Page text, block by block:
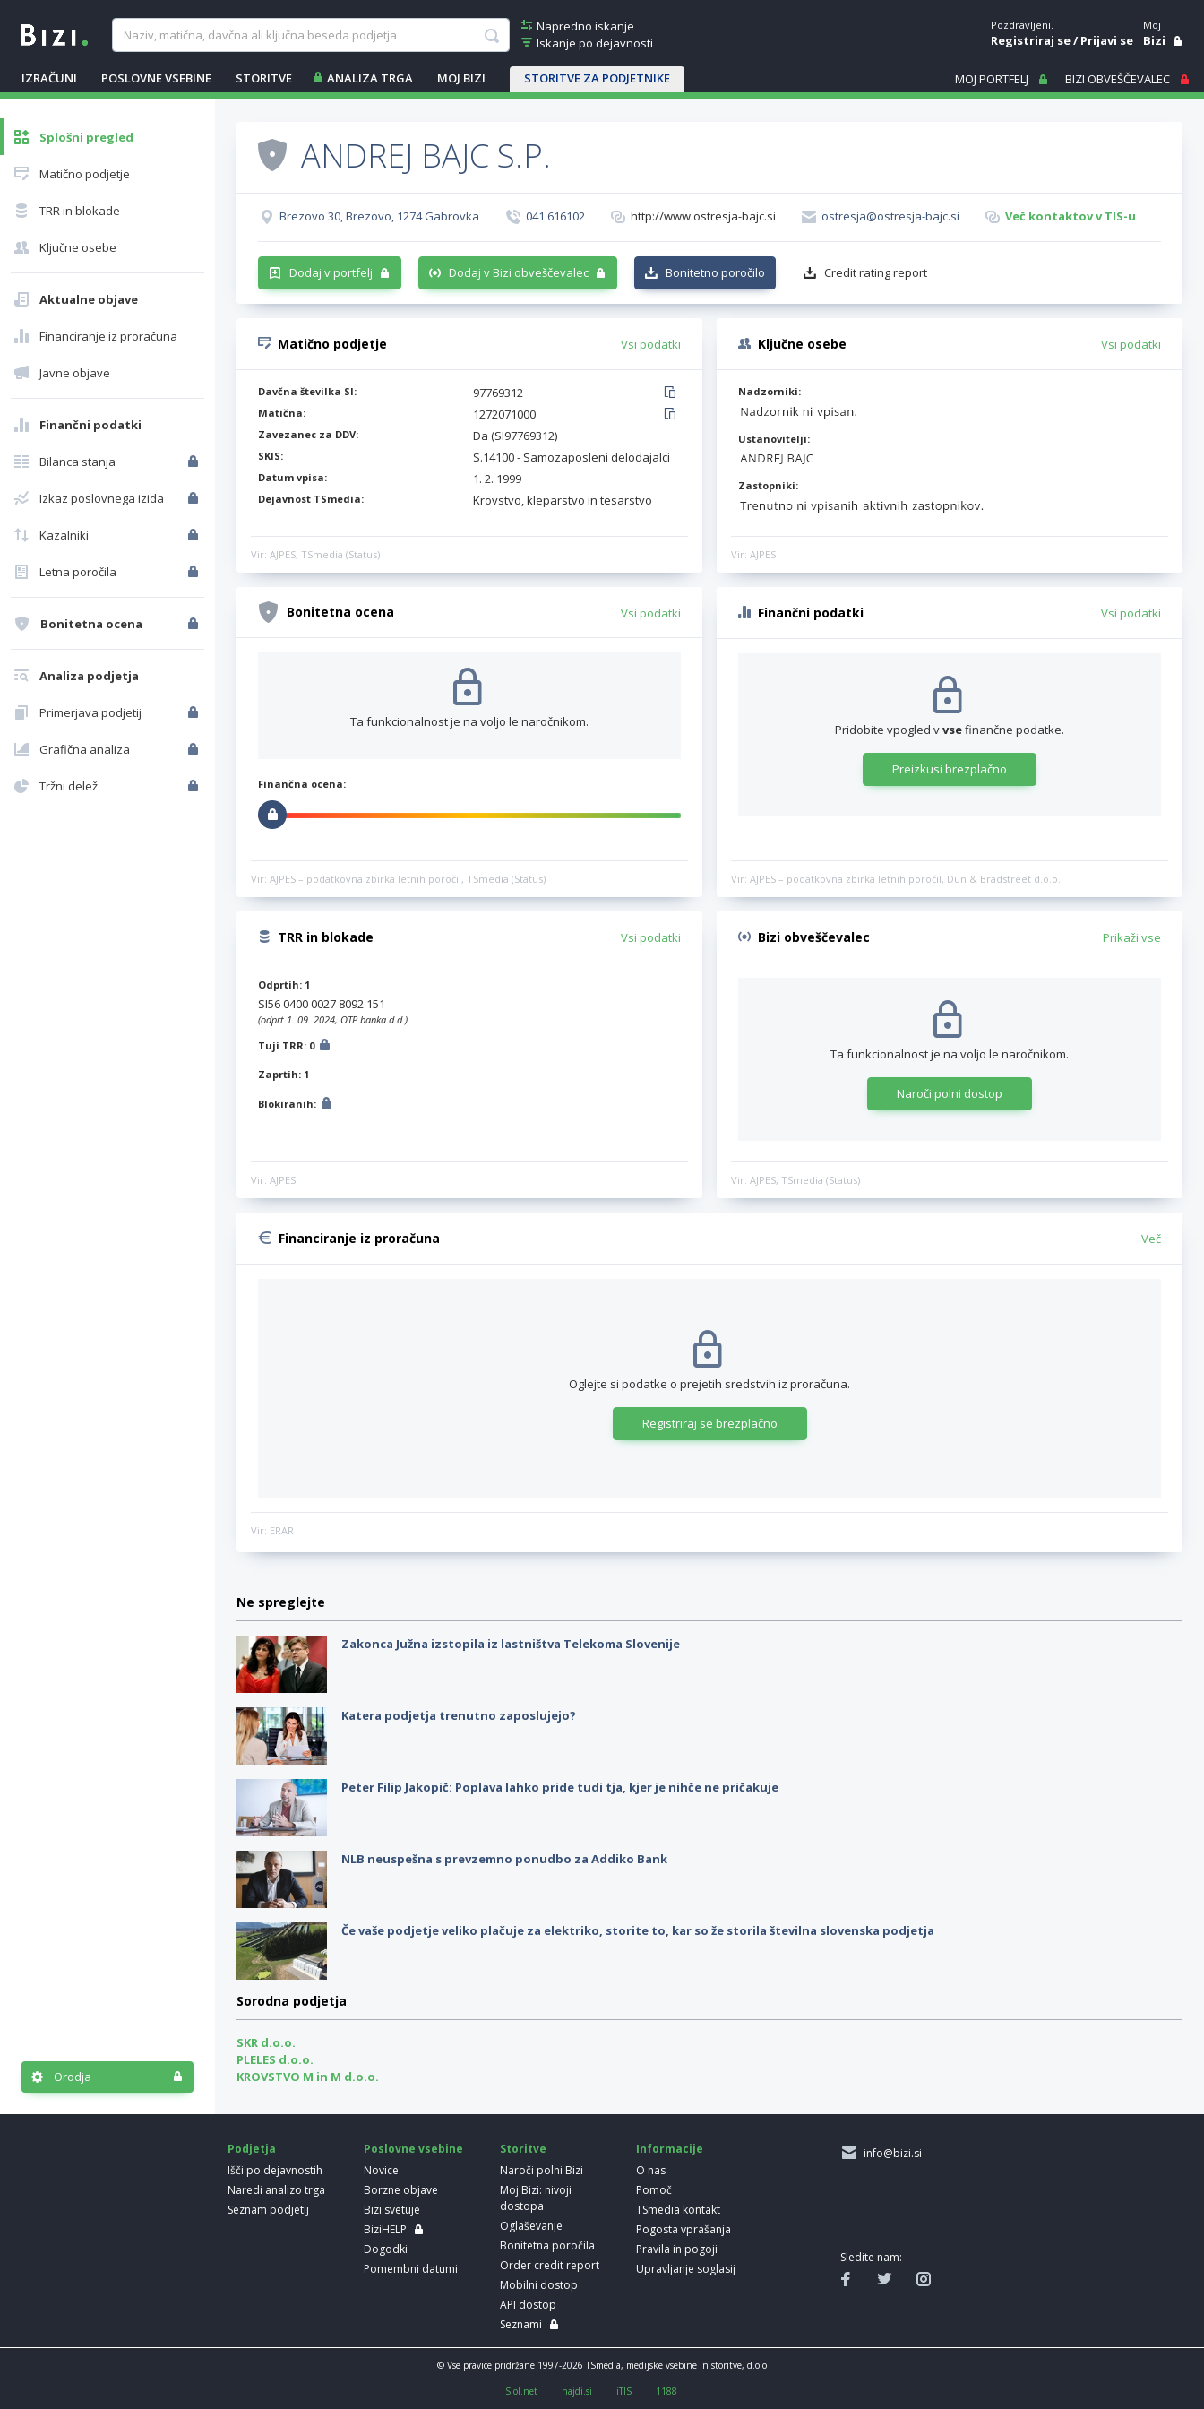
Napredno iskanje
Iskanje po dejavnosti
IZRAČUNI POSLOVNE VSEBINE STORITVE ANALIZA TRGA MOJ BIZI STORITVE ZA PODJETNIKE
Pozdravljeni.
Registriraj se/Prijavi se
Moj
Bizi
MOJ PORTFELJ BIZI OBVEŠČEVALEC
Splošni pregled
Matično podjetje
TRR in blokade
Ključne osebe
Aktualne objave
Financiranje iz proračuna
Javne objave
Finančni podatki
Bilanca stanja
Izkaz poslovnega izida
Kazalniki
Letna poročila
Bonitetna ocena
Analiza podjetja
Primerjava podjetij
Grafična analiza
Tržni delež
Orodja
ANDREJ BAJC S.P.
Brezovo 30, Brezovo, 1274 Gabrovka 041 616102 http://www.ostresja-bajc.si ostresja@ostresja-bajc.si Več kontaktov v TIS-u
Dodaj v portfelj Dodaj v Bizi obveščevalec Bonitetno poročilo Credit rating report
Matično podjetje Vsi podatki
Davčna številka SI: 97769312
Matična: 1272071000
Zavezanec za DDV: Da (SI97769312)
SKIS: S.14100 - Samozaposleni delodajalci
Datum vpisa: 1. 2. 1999
Dejavnost TSmedia: Krovstvo, kleparstvo in tesarstvo
Vir: AJPES, TSmedia (Status)
Ključne osebe Vsi podatki
Nadzorniki:
Ustanovitelji:
Zastopniki:
Vir: AJPES
Bonitetna ocena Vsi podatki
Ta funkcionalnost je na voljo le naročnikom.
Finančna ocena:
Vir: AJPES – podatkovna zbirka letnih poročil, TSmedia (Status)
Finančni podatki Vsi podatki
Pridobite vpogled vvsefinančne podatke.
Preizkusi brezplačno
Vir: AJPES – podatkovna zbirka letnih poročil, Dun & Bradstreet d.o.o.
TRR in blokade Vsi podatki
Odprtih: 1
SI56 0400 0027 8092 151
(odprt 1. 09. 2024, OTP banka d.d.)
Tuji TRR: 0
Zaprtih: 1
Blokiranih:
Vir: AJPES
Bizi obveščevalec Prikaži vse
Ta funkcionalnost je na voljo le naročnikom.
Naroči polni dostop
Vir: AJPES, TSmedia (Status)
Financiranje iz proračuna Več
Oglejte si podatke o prejetih sredstvih iz proračuna.
Registriraj se brezplačno
Vir: ERAR
Ne spreglejte
Zakonca Južna izstopila iz lastništva Telekoma Slovenije
Katera podjetja trenutno zaposlujejo?
Peter Filip Jakopič: Poplava lahko pride tudi tja, kjer je nihče ne pričakuje
NLB neuspešna s prevzemno ponudbo za Addiko Bank
Če vaše podjetje veliko plačuje za elektriko, storite to, kar so že storila številna slovenska podjetja
Sorodna podjetja
SKR d.o.o.
PLELES d.o.o.
KROVSTVO M in M d.o.o.
Podjetja
Išči po dejavnostih
Naredi analizo trga
Seznam podjetij
Poslovne vsebine
Novice
Borzne objave
Bizi svetuje
BiziHELP
Dogodki
Pomembni datumi
Storitve
Naroči polni Bizi
Moj Bizi: nivoji
dostopa
Oglaševanje
Bonitetna poročila
Order credit report
Mobilni dostop
API dostop
Seznami
Informacije
O nas
Pomoč
TSmedia kontakt
Pogosta vprašanja
Pravila in pogoji
Upravljanje soglasij
info@bizi.si
Sledite nam:
© Vse pravice pridržane 1997-2026 TSmedia, medijske vsebine in storitve, d.o.o
Siol.net najdi.si iTIS 1188